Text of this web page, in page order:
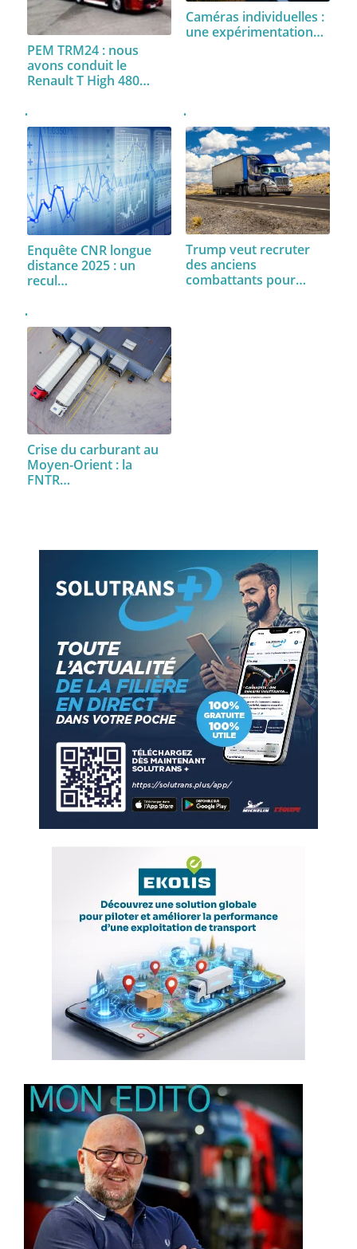
PEM TRM24 : nous
avons conduit le
Renault T High 480…
Caméras individuelles :
une expérimentation…
Enquête CNR longue
distance 2025 : un
recul…
Trump veut recruter
des anciens
combattants pour…
Crise du carburant au
Moyen-Orient : la
FNTR…